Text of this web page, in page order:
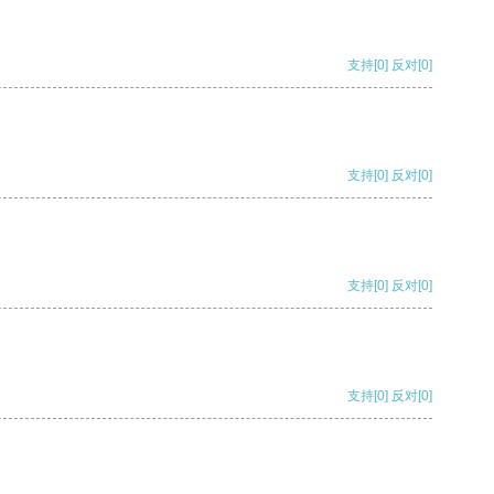
支持[0] 反对[0]
支持[0] 反对[0]
支持[0] 反对[0]
支持[0] 反对[0]